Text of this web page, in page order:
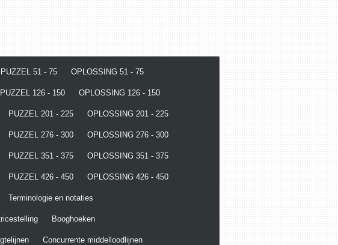
PUZZEL 51 - 75 OPLOSSING 51 - 75
PUZZEL 126 - 150 OPLOSSING 126 - 150
PUZZEL 201 - 225 OPLOSSING 201 - 225
PUZZEL 276 - 300 OPLOSSING 276 - 300
PUZZEL 351 - 375 OPLOSSING 351 - 375
PUZZEL 426 - 450 OPLOSSING 426 - 450
Terminologie en notaties
Booghoeken
Concurrente middelloodlijnen